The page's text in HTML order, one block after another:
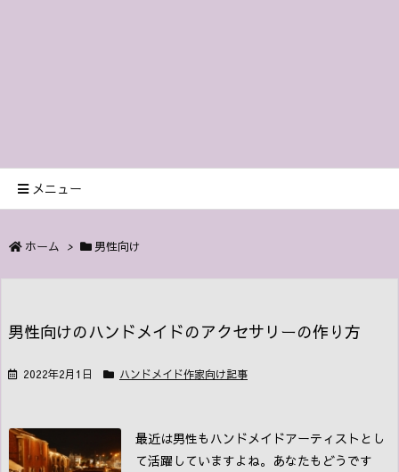
メニュー
ホーム > 男性向け
男性向けのハンドメイドのアクセサリーの作り方
2022年2月1日 ハンドメイド作家向け記事
最近は男性もハンドメイドアーティストとし
て活躍していますよね。あなたもどうです